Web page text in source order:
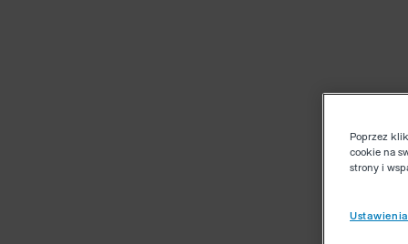
Poprzez
cookie na
strony i